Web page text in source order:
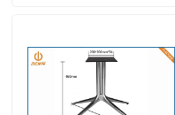
পণ্য
আমাদের সম্পর্কে